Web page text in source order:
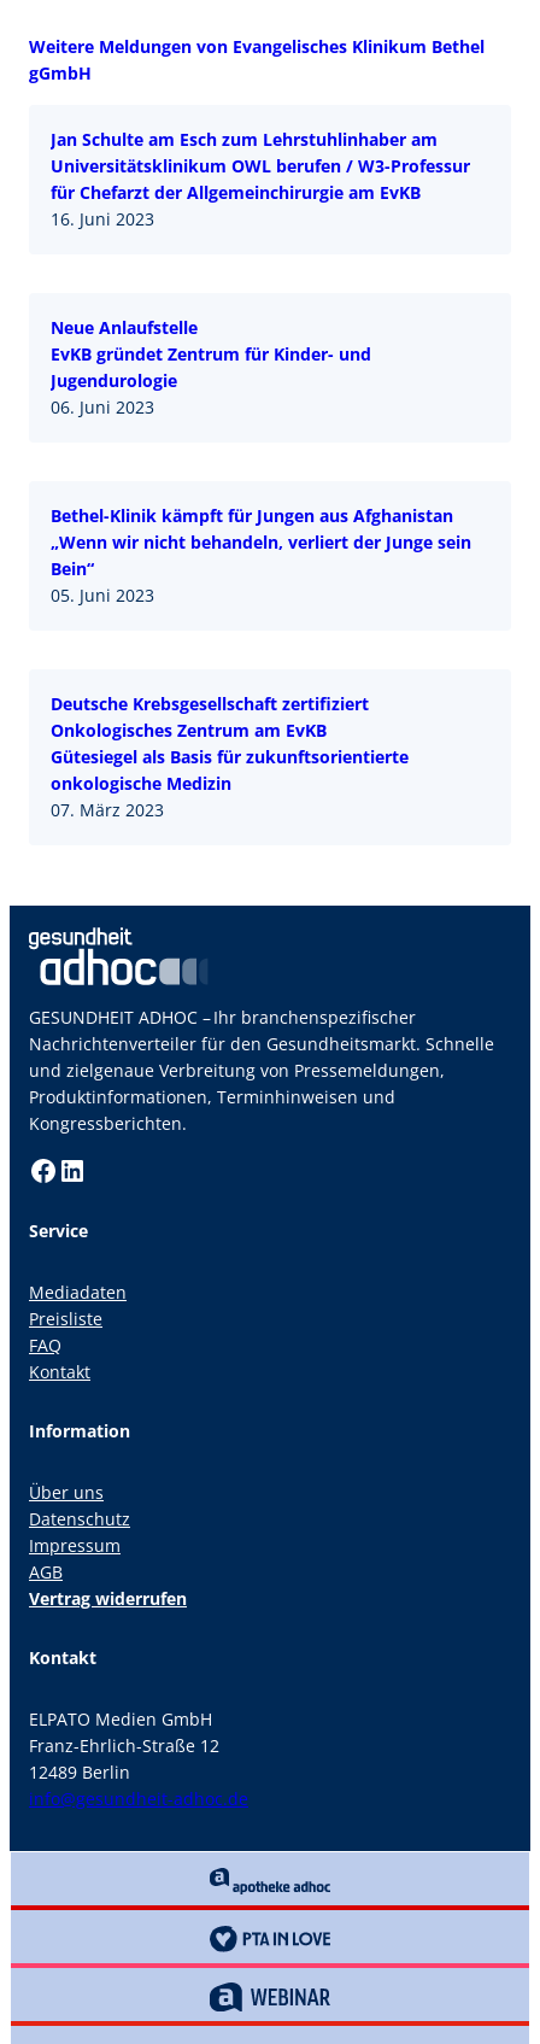
Weitere Meldungen von Evangelisches Klinikum Bethel
gGmbH
Jan Schulte am Esch zum Lehrstuhlinhaber am
Universitätsklinikum OWL berufen / W3-Professur
für Chefarzt der Allgemeinchirurgie am EvKB
16. Juni 2023
Neue Anlaufstelle
EvKB gründet Zentrum für Kinder- und
Jugendurologie
06. Juni 2023
Bethel-Klinik kämpft für Jungen aus Afghanistan
„Wenn wir nicht behandeln, verliert der Junge sein
Bein“
05. Juni 2023
Deutsche Krebsgesellschaft zertifiziert
Onkologisches Zentrum am EvKB
Gütesiegel als Basis für zukunftsorientierte
onkologische Medizin
07. März 2023
GESUNDHEIT ADHOC – Ihr branchenspezifischer
Nachrichtenverteiler für den Gesundheitsmarkt. Schnelle
und zielgenaue Verbreitung von Pressemeldungen,
Produktinformationen, Terminhinweisen und
Kongressberichten.
Facebook LinkedIn
Service
Mediadaten
Preisliste
FAQ
Kontakt
Information
Über uns
Datenschutz
Impressum
AGB
Vertrag widerrufen
Kontakt
ELPATO Medien GmbH
Franz-Ehrlich-Straße 12
12489 Berlin
info@gesundheit-adhoc.de